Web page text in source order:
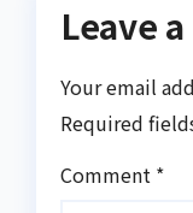
Leave
Your email
Required
Comment *